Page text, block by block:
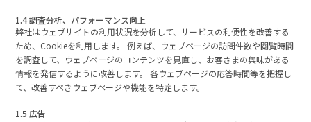
1.4 調査分析、パフォーマンス向上
弊社はウェブサイトの利用状況を分析して、サービスの利便性を改善する
ため、Cookieを利用します。 例えば、ウェブページの訪問件数や閲覧時間
を調査して、ウェブページのコンテンツを見直し、お客さまの興味がある
情報を発信するように改善します。 各ウェブページの応答時間等を把握し
て、改善すべきウェブページや機能を特定します。
1.5 広告